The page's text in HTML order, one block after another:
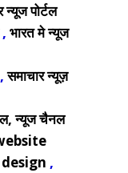
पोर्टल
,भारत मे न्यूज
समाचार न्यूज़
न्यूज चैनल
,